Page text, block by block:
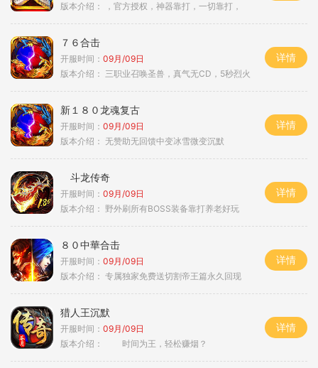
版本介绍：
，官方授权，神器靠打，一切靠打，
７６合击
开服时间： 09月/09日
版本介绍： 三职业召唤圣兽，真气无CD，5秒烈火
详情
新１８０龙魂复古
开服时间： 09月/09日
版本介绍： 无赞助无回馈中变冰雪微变沉默
详情
斗龙传奇
开服时间： 09月/09日
版本介绍： 野外刷所有BOSS装备靠打养老好玩
详情
８０中華合击
开服时间： 09月/09日
版本介绍： 专属独家免费送切割帝王篇永久回现
详情
猎人王沉默
开服时间： 09月/09日
版本介绍：
时间为王，轻松赚烟？
详情